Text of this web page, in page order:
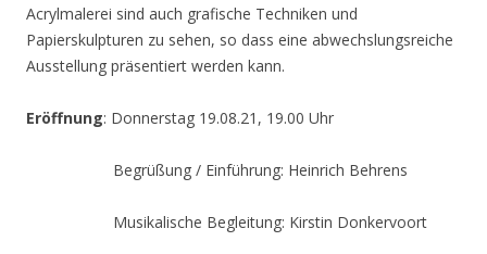
Acrylmalerei sind auch grafische Techniken und
Papierskulpturen zu sehen, so dass eine abwechslungsreiche
Ausstellung präsentiert werden kann.
Eröffnung: Donnerstag 19.08.21, 19.00 Uhr
Begrüßung / Einführung: Heinrich Behrens
Musikalische Begleitung: Kirstin Donkervoort